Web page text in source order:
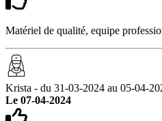
Matériel de qualité, equipe
Krista - du 31-03-2024 au 05-04-
Le 07-04-2024